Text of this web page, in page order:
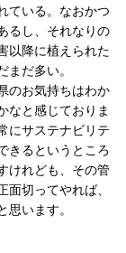
ている。なおかつ
るし、それなりの
以降に植えられた
だ多い。
のお気持ちはわか
なと感じておりま
にサステナビリテ
きるというところ
けれども、その管
切ってやれば、
います。